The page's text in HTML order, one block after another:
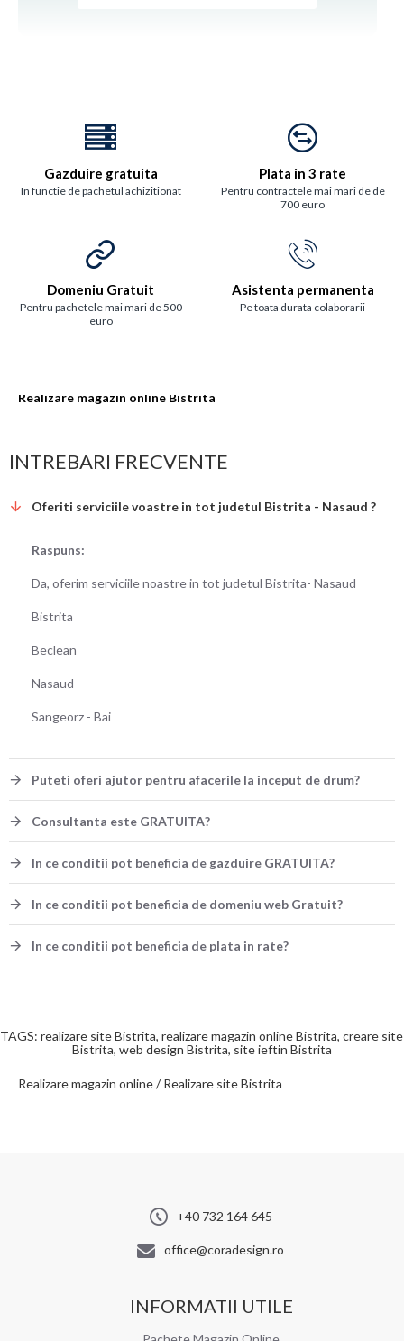
Gazduire gratuita
In functie de pachetul achizitionat
Plata in 3 rate
Pentru contractele mai mari de de
700 euro
Domeniu Gratuit
Pentru pachetele mai mari de 500
euro
Asistenta permanenta
Pe toata durata colaborarii
Realizare magazin online Bistrita
INTREBARI FRECVENTE
Oferiti serviciile voastre in tot judetul Bistrita - Nasaud ?
Raspuns:
Da, oferim serviciile noastre in tot judetul Bistrita- Nasaud
Bistrita
Beclean
Nasaud
Sangeorz - Bai
Puteti oferi ajutor pentru afacerile la inceput de drum?
Consultanta este GRATUITA?
In ce conditii pot beneficia de gazduire GRATUITA?
In ce conditii pot beneficia de domeniu web Gratuit?
In ce conditii pot beneficia de plata in rate?
TAGS: realizare site Bistrita, realizare magazin online Bistrita, creare site
Bistrita, web design Bistrita, site ieftin Bistrita
Realizare magazin online / Realizare site Bistrita
+40 732 164 645
office@coradesign.ro
INFORMATII UTILE